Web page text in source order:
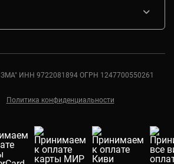
Bosch
ИНН 9722081894 ОГРН 1247700550261
Политика конфиденциальности